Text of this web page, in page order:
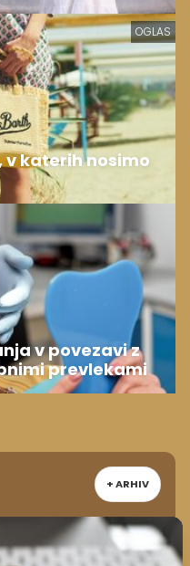
OGLAS
katerih nosimo
v povezavi z
prevlekami
+ ARHIV